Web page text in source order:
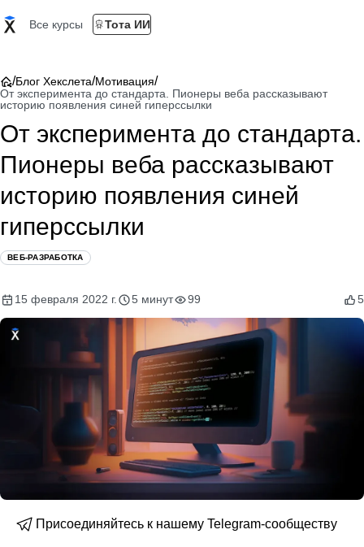
Все курсы Тота ИИ
/Блог Хекслета/Мотивация/
От эксперимента до стандарта. Пионеры веба рассказывают
историю появления синей гиперссылки
От эксперимента до стандарта.
Пионеры веба рассказывают
историю появления синей
гиперссылки
ВЕБ-РАЗРАБОТКА
15 февраля 2022 г. 5 минут 99 5
Присоединяйтесь к нашему Telegram-сообществу